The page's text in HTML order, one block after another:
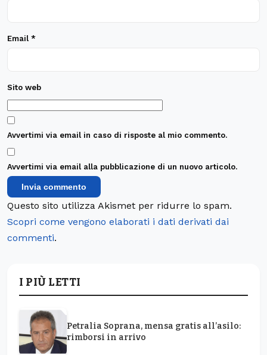
Email *
Sito web
Avvertimi via email in caso di risposte al mio commento.
Avvertimi via email alla pubblicazione di un nuovo articolo.
Questo sito utilizza Akismet per ridurre lo spam.
Scopri come vengono elaborati i dati derivati dai
commenti.
I PIÙ LETTI
Petralia Soprana, mensa gratis all’asilo:
rimborsi in arrivo